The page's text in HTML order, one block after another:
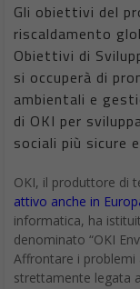
Gli obiettivi del
riscaldamento
Obiettivi di
si occuperà di
ambientali e
di OKI per
sociali più sicure
OKI, il produttore di
attivo anche in
informatica, ha
denominato “OKI
Affrontare i problemi
strettamente legata